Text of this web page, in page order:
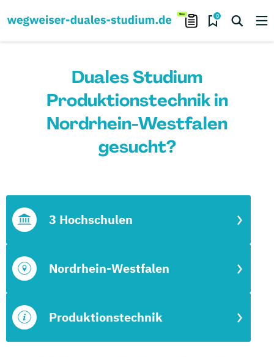
0
Duales Studium
Produktionstechnik in
Nordrhein-Westfalen
gesucht?
Produktionstechnik
Nordrhein-Westfalen
3 Hochschulen